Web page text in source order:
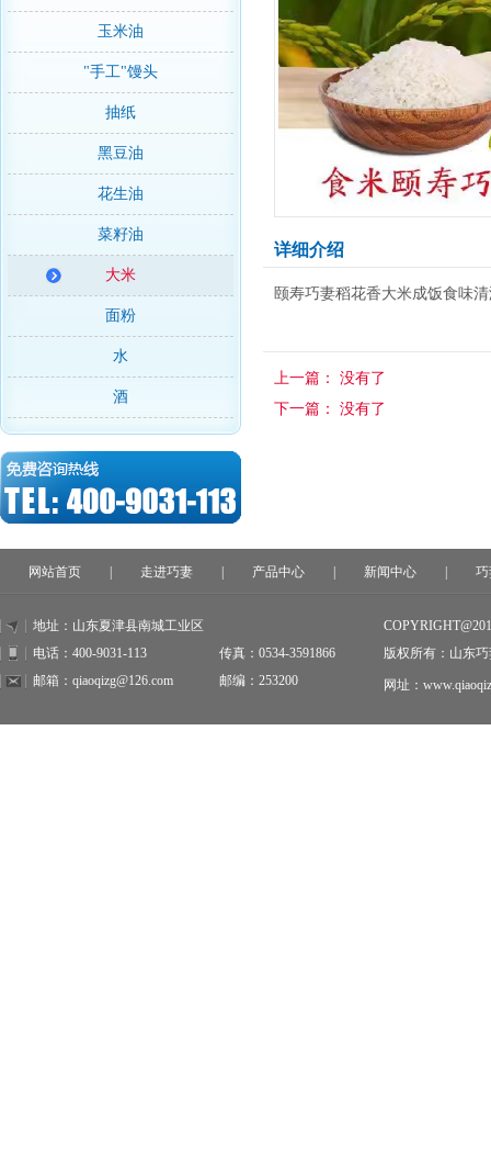
玉米油
"手工"馒头
抽纸
黑豆油
花生油
菜籽油
大米
面粉
水
酒
详细介绍
颐寿巧妻稻花香大米成饭食味
上一篇： 没有了
下一篇： 没有了
网站首页 走进巧妻 产品中心 新闻中心
地址：山东夏津县南城工业区
电话：400-9031-113
传真：0534-3591866
邮箱：qiaoqizg@126.com
邮编：253200
版权所有：山东
网址：